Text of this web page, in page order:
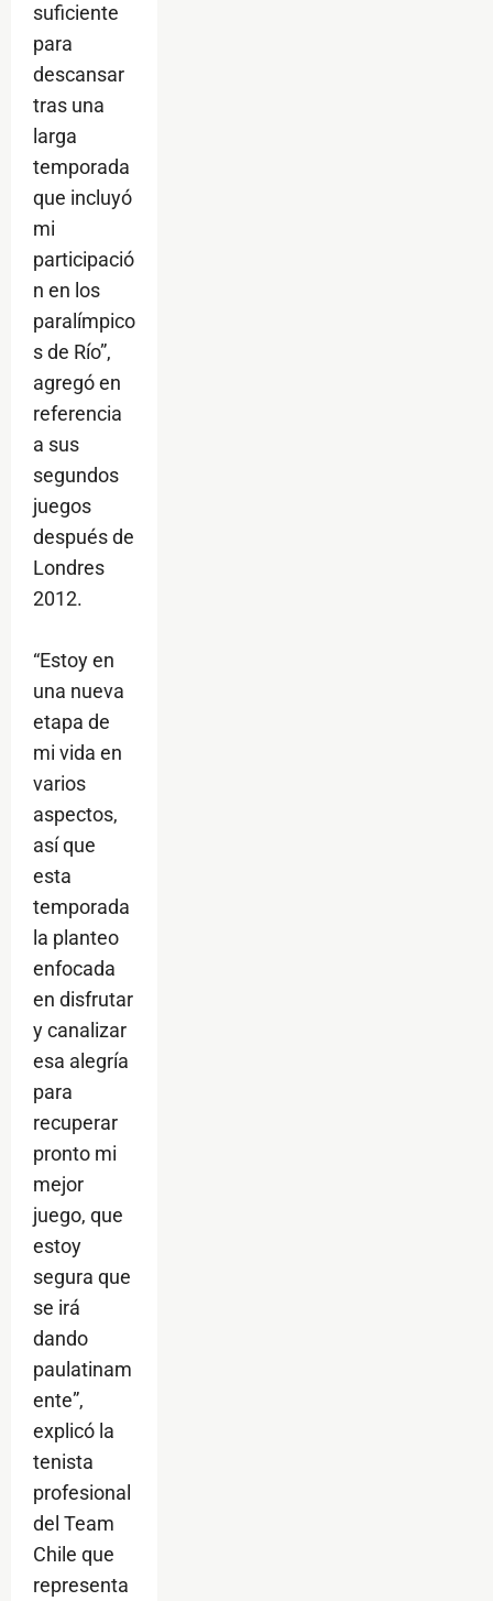
suficiente
para
descansar
tras una
larga
temporada
que incluyó
mi
participació
n en los
paralímpico
s de Río”,
agregó en
referencia
a sus
segundos
juegos
después de
Londres
2012.
“Estoy en
una nueva
etapa de
mi vida en
varios
aspectos,
así que
esta
temporada
la planteo
enfocada
en disfrutar
y canalizar
esa alegría
para
recuperar
pronto mi
mejor
juego, que
estoy
segura que
se irá
dando
paulatinam
ente”,
explicó la
tenista
profesional
del Team
Chile que
representa